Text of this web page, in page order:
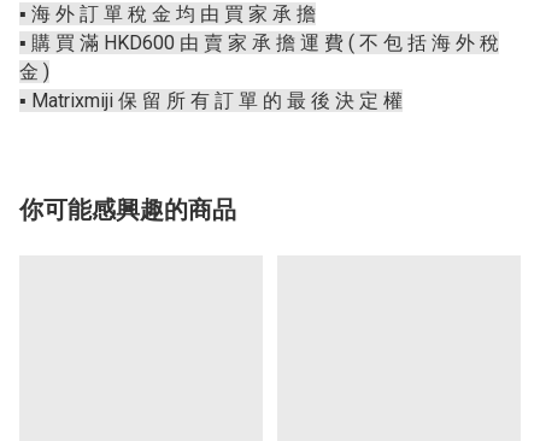
▪️ 海 外 訂 單 稅 金 均 由 買 家 承 擔
▪️ 購 買 滿 HKD600 由 賣 家 承 擔 運 費 ( 不 包 括 海 外 稅
金 )
▪️ Matrixmiji 保 留 所 有 訂 單 的 最 後 決 定 權
你可能感興趣的商品